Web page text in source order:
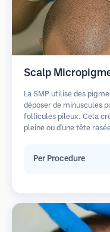
Scalp
La SMP utilise des
déposer de minuscules
follicules pileux. Cela
pleine ou d'une tête
Per Procedure